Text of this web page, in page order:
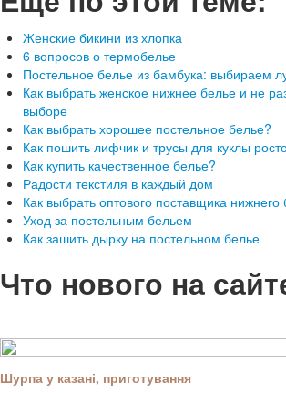
Женские бикини из хлопка
6 вопросов о термобелье
Постельное белье из бамбука: выбираем
Как выбрать женское нижнее белье и не
выборе
Как выбрать хорошее постельное белье?
Как пошить лифчик и трусы для куклы
Как купить качественное белье?
Радости текстиля в каждый дом
Как выбрать оптового поставщика нижнего
Уход за постельным бельем
Как зашить дырку на постельном белье
Что нового на
Шурпа у казані, приготування